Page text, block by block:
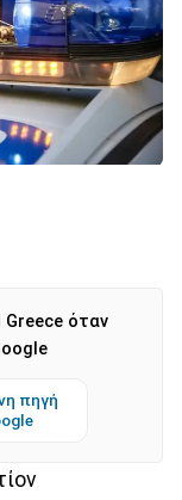
όταν
πηγή